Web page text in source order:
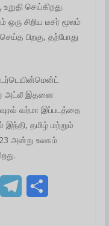
செய்கிறது.
சிறிய டீசர் மூலம்
பிறகு, தற்போது
அட்லீ இதனை
வர்மா இப்படத்தை
தமிழ் மற்றும்
அன்று உலகம்